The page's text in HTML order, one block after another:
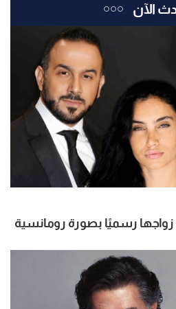
الآن
رسميًا بصورة رومانسية